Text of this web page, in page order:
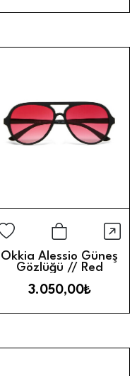
Sepete
Okkia Alessio Güneş
Gözlüğü // Red
3.050,00₺